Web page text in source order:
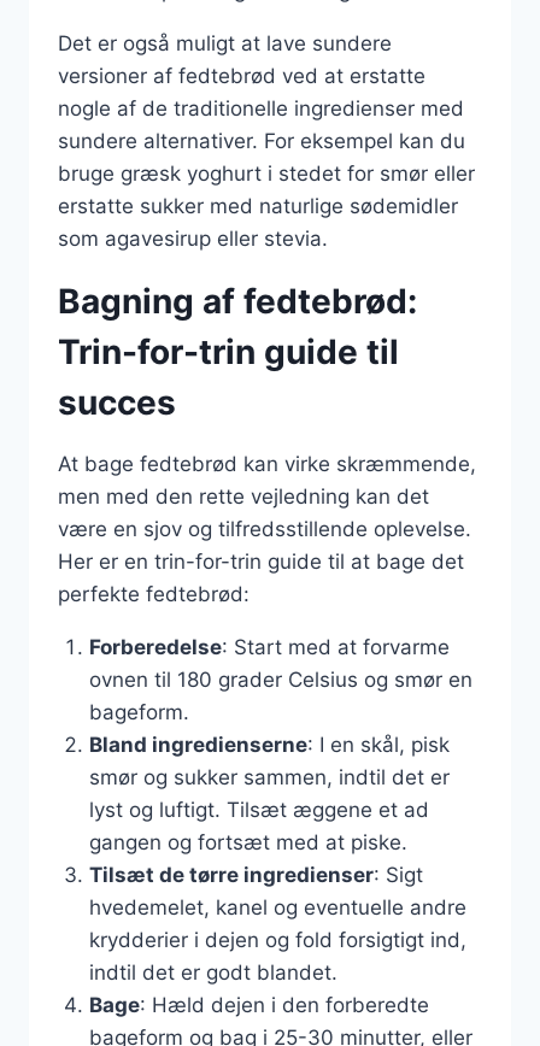
Det er også muligt at lave sundere
versioner af fedtebrød ved at erstatte
nogle af de traditionelle ingredienser med
sundere alternativer. For eksempel kan du
bruge græsk yoghurt i stedet for smør eller
erstatte sukker med naturlige sødemidler
som agavesirup eller stevia.
Bagning af fedtebrød:
Trin-for-trin guide til
succes
At bage fedtebrød kan virke skræmmende,
men med den rette vejledning kan det
være en sjov og tilfredsstillende oplevelse.
Her er en trin-for-trin guide til at bage det
perfekte fedtebrød:
Forberedelse: Start med at forvarme
ovnen til 180 grader Celsius og smør en
bageform.
Bland ingredienserne: I en skål, pisk
smør og sukker sammen, indtil det er
lyst og luftigt. Tilsæt æggene et ad
gangen og fortsæt med at piske.
Tilsæt de tørre ingredienser: Sigt
hvedemelet, kanel og eventuelle andre
krydderier i dejen og fold forsigtigt ind,
indtil det er godt blandet.
Bage: Hæld dejen i den forberedte
bageform og bag i 25-30 minutter, eller